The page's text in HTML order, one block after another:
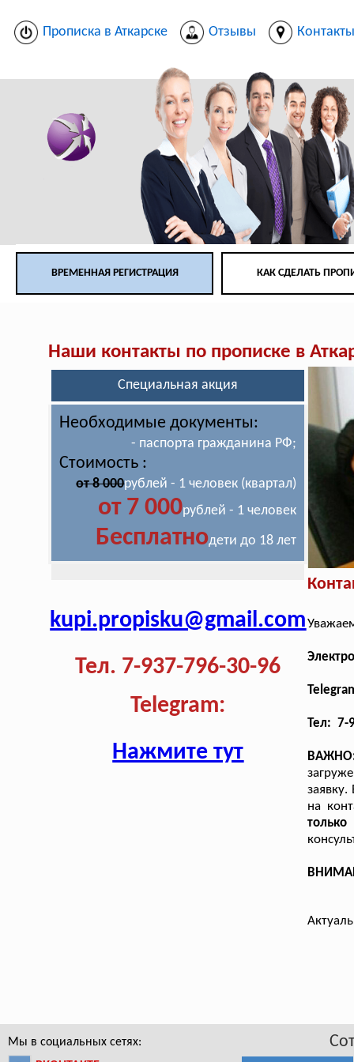
Прописка в Аткарске Отзывы
ВРЕМЕННАЯ РЕГИСТРАЦИЯ КАК СДЕЛАТЬ
Наши контакты по прописке в
Специальная акция
Необходимые документы:
- паспорта гражданина РФ;
Стоимость :
от 8 000рублей - 1 человек (квартал)
от 7 000рублей - 1 человек
Бесплатнодети до 18 лет
kupi.propisku@gmail.com
Тел. 7-937-796-30-96
Telegram:
Нажмите тут
Тел: 7-
на
Мы в социальных сетях: